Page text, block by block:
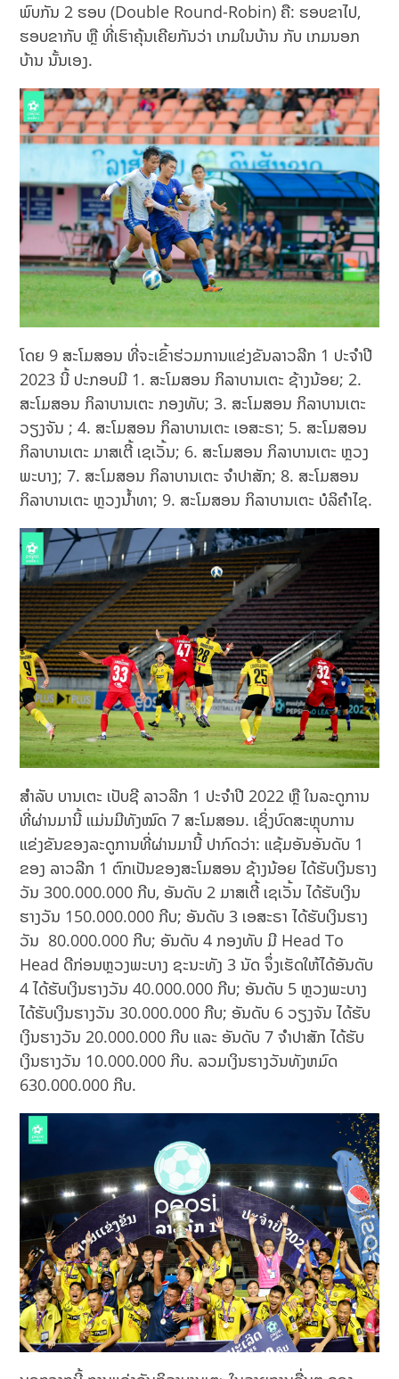
ພົບກັນ 2 ຮອບ (Double Round-Robin) ຄື: ຮອບຂາໄປ,
ຮອບຂາກັບ ຫຼື ທີ່ເຮົາຄຸ້ນເຄີຍກັນວ່າ ເກມໃນບ້ານ ກັບ ເກມນອກ
ບ້ານ ນັ້ນເອງ.
ໂດຍ 9 ສະໂມສອນ ທີ່ຈະເຂົ້າຮ່ວມການແຂ່ງຂັນລາວລີກ 1 ປະຈຳປີ
2023 ນີ້ ປະກອບມີ 1. ສະໂມສອນ ກິລາບານເຕະ ຊ້າງນ້ອຍ; 2.
ສະໂມສອນ ກິລາບານເຕະ ກອງທັບ; 3. ສະໂມສອນ ກິລາບານເຕະ
ວຽງຈັນ ; 4. ສະໂມສອນ ກິລາບານເຕະ ເອສະຣາ; 5. ສະໂມສອນ
ກິລາບານເຕະ ມາສເຕີ້ ເຊເວັ້ນ; 6. ສະໂມສອນ ກິລາບານເຕະ ຫຼວງ
ພະບາງ; 7. ສະໂມສອນ ກິລາບານເຕະ ຈຳປາສັກ; 8. ສະໂມສອນ
ກິລາບານເຕະ ຫຼວງນໍ້າທາ; 9. ສະໂມສອນ ກິລາບານເຕະ ບໍລິຄຳໄຊ.
ສໍາລັບ ບານເຕະ ເປັບຊີ ລາວລີກ 1 ປະຈຳປີ 2022 ຫຼື ໃນລະດູການ
ທີ່ຜ່ານມານີ້ ແມ່ນມີທັງໝົດ 7 ສະໂມສອນ. ເຊິ່ງບົດສະຫຼຸບການ
ແຂ່ງຂັນຂອງລະດູການທີ່ຜ່ານມານີ້ ປາກົດວ່າ: ແຊ້ມອັນອັນດັບ 1
ຂອງ ລາວລີກ 1​ ຕົກເປັນຂອງສະໂມສອນ ຊ້າງນ້ອຍ ໄດ້ຮັບເງິນຮາງ
ວັນ 300.000.000 ກີບ, ອັນດັບ 2 ມາສເຕີ້ ເຊເວັ້ນ ໄດ້ຮັບເງິນ
ຮາງວັນ 150.000.000 ກີບ; ອັນດັບ 3 ເອສະຣາ ໄດ້ຮັບເງິນຮາງ
ວັນ 80.000.000 ກີບ; ອັນດັບ 4 ກອງທັບ ມີ Head To
Head ດີກ່ອນຫຼວງພະບາງ ຊະນະທັງ 3 ນັດ ຈຶ່ງເຮັດໃຫ້ໄດ້ອັນດັບ
4 ໄດ້ຮັບເງິນຮາງວັນ 40.000.000 ກີບ; ອັນດັບ 5 ຫຼວງພະບາງ
ໄດ້ຮັບເງິນຮາງວັນ 30.000.000 ກີບ; ອັນດັບ 6 ວຽງຈັນ ໄດ້ຮັບ
ເງິນຮາງວັນ 20.000.000 ກີບ ແລະ ອັນດັບ 7 ຈຳປາສັກ ໄດ້ຮັບ
ເງິນຮາງວັນ 10.000.000 ກີບ. ລວມເງິນຮາງວັນທັງຫມົດ
630.000.000 ກີບ.